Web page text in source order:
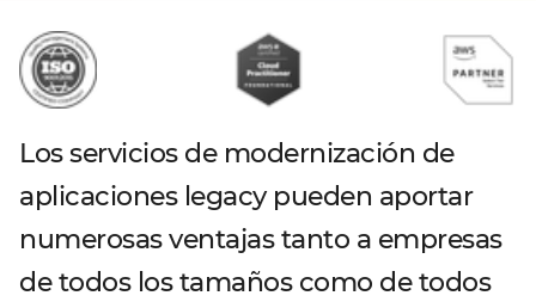
Los servicios de modernización de
aplicaciones legacy pueden aportar
numerosas ventajas tanto a empresas
de todos los tamaños como de todos